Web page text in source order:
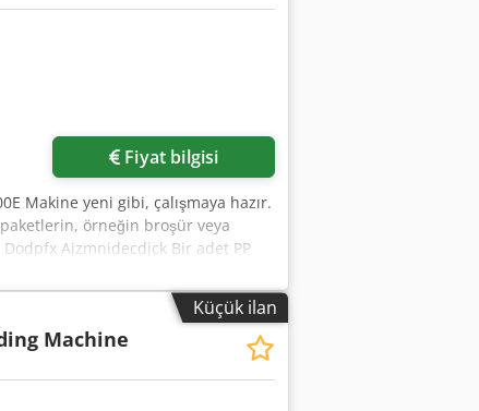
Fiyat bilgisi
Makine yeni gibi, çalışmaya hazır.
örneğin broşür veya
Ajzmnidecdjck Bir adet PP
taşıyabilirsiniz.
12mm Güç kaynağı: 230V Ağırlık:
Küçük ilan
Machine